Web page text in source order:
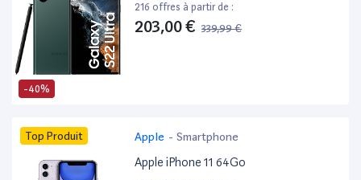
-40%
216 offres à partir de :
203,00 € 339,99 €
Top Produit Apple - Smartphone
Apple iPhone 11 64Go